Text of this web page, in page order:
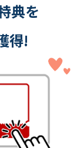
典を
得!